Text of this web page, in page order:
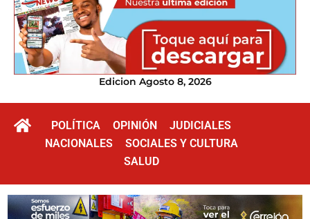
Edicion Agosto 8, 2026
POLÍTICA OPINIÓN
JUDICIALES
NACIONALES
SOCIALES Y CULTURA
SALUD